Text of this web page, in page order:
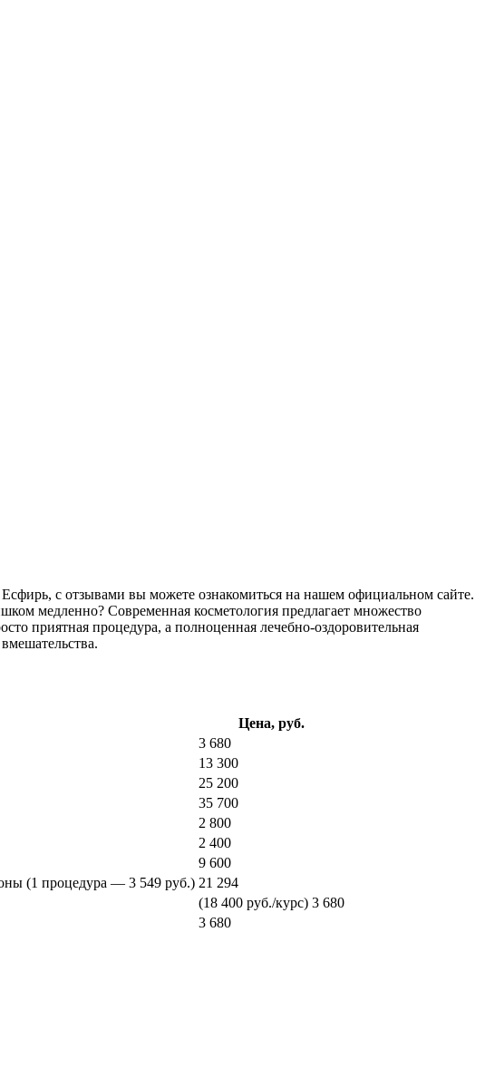
с отзывами вы можете ознакомиться на нашем официальном сайте.
медленно? Современная косметология предлагает множество
приятная процедура, а полноценная лечебно-оздоровительная
Цена, руб.
3 680
13 300
25 200
35 700
2 800
2 400
9 600
(1 процедура — 3 549 руб.) 21 294
(18 400 руб./курс) 3 680
3 680